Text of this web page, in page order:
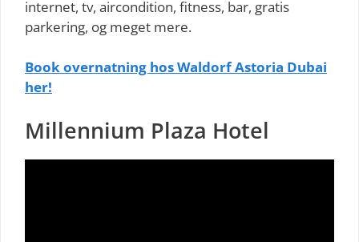
internet, tv, aircondition, fitness, bar, gratis
parkering, og meget mere.
Book overnatning hos Waldorf Astoria Dubai
her!
Millennium Plaza Hotel